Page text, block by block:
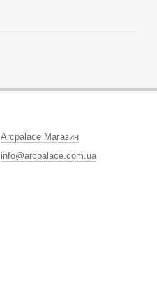
Arcpalace Магазин
info@arcpalace.com.ua